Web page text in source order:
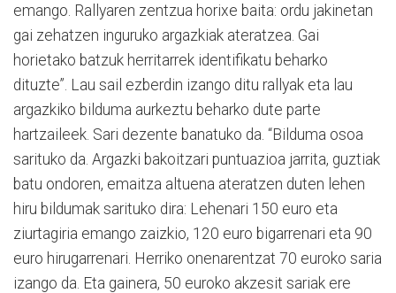
emango. Rallyaren zentzua horixe baita: ordu jakinetan
gai zehatzen inguruko argazkiak ateratzea. Gai
horietako batzuk herritarrek identifikatu beharko
dituzte”. Lau sail ezberdin izango ditu rallyak eta lau
argazkiko bilduma aurkeztu beharko dute parte
hartzaileek. Sari dezente banatuko da. “Bilduma osoa
sarituko da. Argazki bakoitzari puntuazioa jarrita, guztiak
batu ondoren, emaitza altuena ateratzen duten lehen
hiru bildumak sarituko dira: Lehenari 150 euro eta
ziurtagiria emango zaizkio, 120 euro bigarrenari eta 90
euro hirugarrenari. Herriko onenarentzat 70 euroko saria
izango da. Eta gainera, 50 euroko akzesit sariak ere